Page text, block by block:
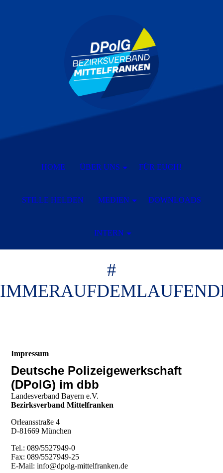
#
Impressum
Deutsche Polizeigewerkschaft
(DPolG) im dbb
Landesverband Bayern e.V.
Bezirksverband Mittelfranken
Orleansstraße 4
D-81669 München
Tel.: 089/5527949-0
Fax: 089/5527949-25
E-Mail: info@dpolg-mittelfranken.de
HOME ÜBER UNS FÜR EUCH!
STILLE HELDEN MEDIEN DOWNLOADS
INTERN